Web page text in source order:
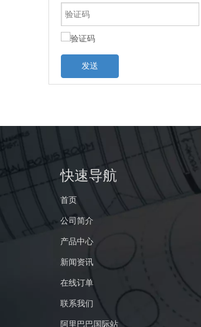
发送
快速导航
首页
公司简介
产品中心
新闻资讯
在线订单
联系我们
阿里巴巴国际站